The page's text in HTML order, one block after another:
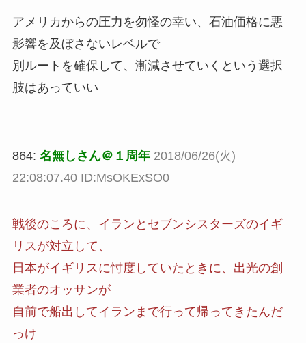
アメリカからの圧力を勿怪の幸い、石油価格に悪
影響を及ぼさないレベルで
別ルートを確保して、漸減させていくという選択
肢はあっていい
864: 名無しさん＠１周年 2018/06/26(火)
22:08:07.40 ID:MsOKExSO0
戦後のころに、イランとセブンシスターズのイギ
リスが対立して、
日本がイギリスに忖度していたときに、出光の創
業者のオッサンが
自前で船出してイランまで行って帰ってきたんだ
っけ